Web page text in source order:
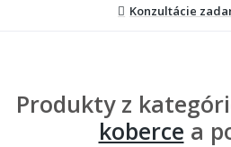
Konzultácie
Produkty z
koberce a